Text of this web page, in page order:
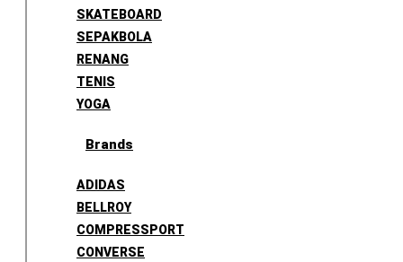
SKATEBOARD
SEPAKBOLA
RENANG
TENIS
YOGA
Brands
ADIDAS
BELLROY
COMPRESSPORT
CONVERSE